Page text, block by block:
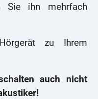
Sie ihn mehrfach
zu Ihrem
auch nicht